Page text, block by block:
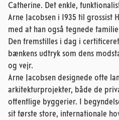
Catherine. Det enkle,
Arne Jacobsen i 1935 til grossist
med at han også tegnede
Den fremstilles i dag i
bænkens udtryk som dens
og vejr.
Arne Jacobsen designede ofte
arkitekturprojekter, både de
offentlige byggerier. I
sit første store, internationale